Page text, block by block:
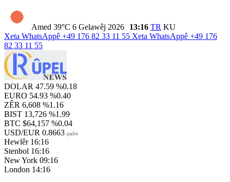
Amed 39°C 6 Gelawêj 2026 13:16 TR KU
Xeta WhatsAppê +49 176 82 33 11 55 Xeta WhatsAppê +49 176
82 33 11 55
DOLAR 47.59 %0.18
EURO 54.93 %0.40
ZÊR 6,608 %1.16
BIST 13,726 %1.99
BTC $64,157 %0.04
USD/EUR 0.8663 parîte
Hewlêr 16:16
Stenbol 16:16
New York 09:16
London 14:16